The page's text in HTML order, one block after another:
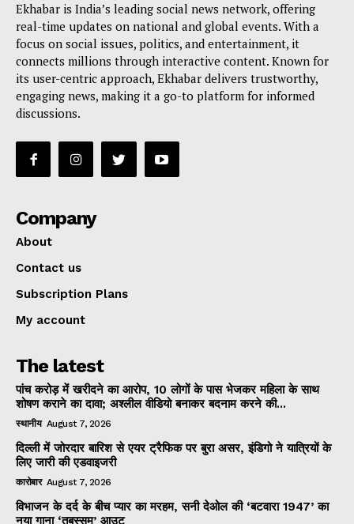
Ekhabar is India’s leading social news network, offering
real-time updates on national and global events. With a
focus on social issues, politics, and entertainment, it
connects millions through interactive content. Known for
its user-centric approach, Ekhabar delivers trustworthy,
engaging news, making it a go-to platform for informed
discussions.
Company
About
Contact us
Subscription Plans
My account
The latest
पांच करोड़ में खरीदने का आरोप, 10 लोगों के पास भेजकर महिला के साथ
शोषण कराने का दावा; अश्लील वीडियो बनाकर बदनाम करने की...
स्थानीय August 7, 2026
दिल्ली में जोरदार बारिश से एयर ट्रैफिक पर बुरा असर, इंडिगो ने यात्रियों के
लिए जारी की एडवाइजरी
कारोबार August 7, 2026
विभाजन के दर्द के बीच प्यार का मरहम, सनी देओल की ‘बटवारा 1947’ का
नया गाना ‘तबस्सुम’ आउट